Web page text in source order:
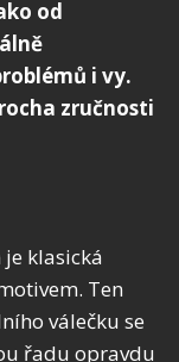
od
i vy.
zručnosti
klasická
Ten
válečku se
řadu opravdu